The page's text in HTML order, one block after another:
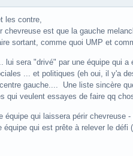
les contre,
chevreuse est que la gauche
sortant, comme quoi UMP et
lui sera "drivé" par une équipe qui
... et politiques (eh oui, il y'a
gauche.... Une liste sincère
qui veulent essayes de faire qq
équipe qui laissera périr
qui est prête à relever le défi